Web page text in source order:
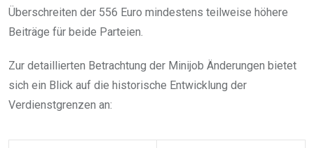
Überschreiten der 556 Euro mindestens teilweise höhere
Beiträge für beide Parteien.
Zur detaillierten Betrachtung der Minijob Änderungen bietet
sich ein Blick auf die historische Entwicklung der
Verdienstgrenzen an: